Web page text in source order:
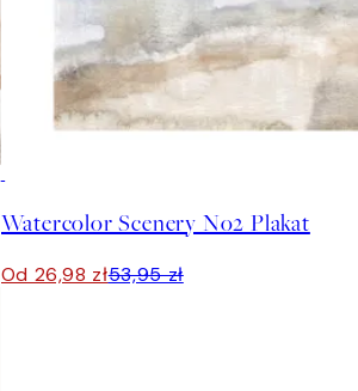
Watercolor Scenery No2 Plakat
Od 26,98 zł53,95 zł